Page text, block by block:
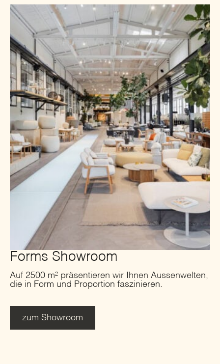
Forms Showroom
Auf 2500 m² präsentieren wir Ihnen Aussenwelten,
die in Form und Proportion faszinieren.
zum Showroom